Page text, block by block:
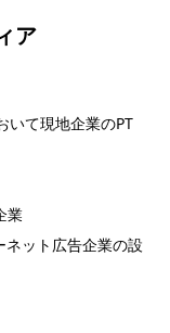
ア
いて現地企業のPT
業
ット広告企業の設